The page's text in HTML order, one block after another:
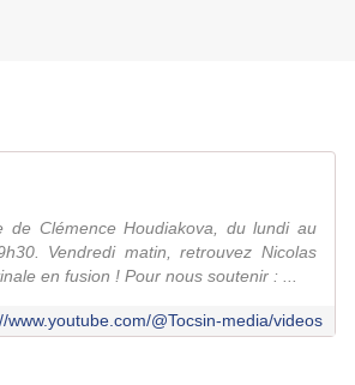
de Clémence Houdiakova, du lundi au
Vendredi matin, retrouvez Nicolas
en fusion ! Pour nous soutenir : ...
www.youtube.com/@Tocsin-media/videos